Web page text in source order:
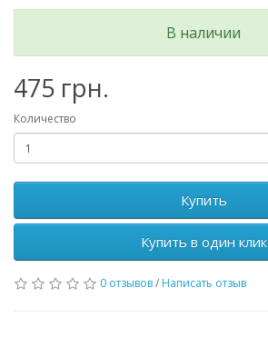
В наличии
475 грн.
Количество
Купить
Купить в один клик
0 отзывов/ Написать отзыв